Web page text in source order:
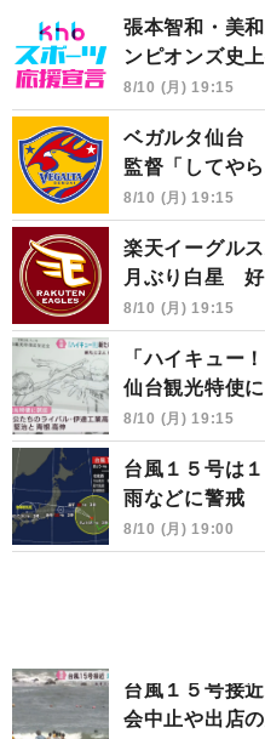
張本智和・美
ンピオンズ史
8/10 (月) 19:15
ベガルタ仙台
監督「してや
8/10 (月) 19:15
楽天イーグル
月ぶり白星 好
8/10 (月) 19:15
「ハイキュー
仙台観光特使
8/10 (月) 19:15
台風１５号は
雨などに警戒
8/10 (月) 19:00
台風１５号接
会中止や出店